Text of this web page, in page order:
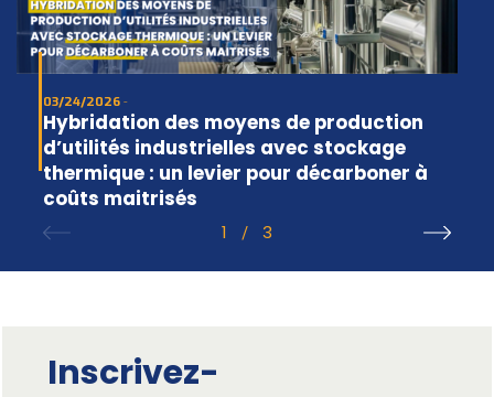
03/24/2026
Hybridation des moyens de production
d’utilités industrielles avec stockage
thermique : un levier pour décarboner à
coûts maitrisés
1 / 3
Inscrivez-